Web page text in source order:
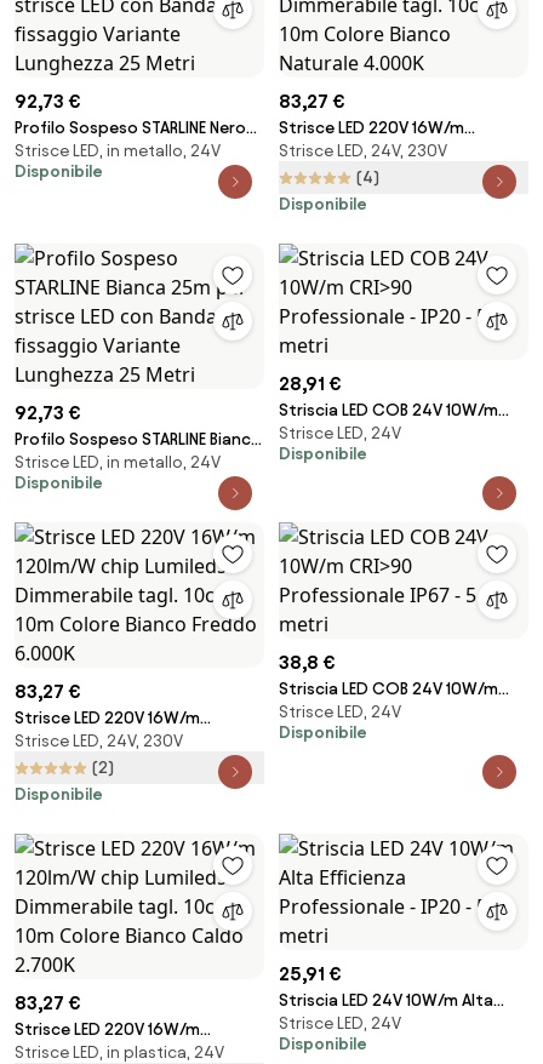
92,73 €
Profilo Sospeso STARLINE Nero
25m per strisce LED con Banda
e fissaggio Variante Lunghezza
Strisce LED, in metallo, 24V
Disponibile
83,27 €
Strisce LED 220V 16W/m
120lm/W chip Lumileds
Dimmerabile tagl. 10cm – 10m
Colore Bianco Naturale 4.000K
Strisce LED, 24V, 230V
(4)
Disponibile
92,73 €
Profilo Sospeso STARLINE Bianca
25m per strisce LED con Banda
e fissaggio Variante Lunghezza
Strisce LED, in metallo, 24V
Disponibile
28,91 €
Striscia LED COB 24V 10W/m
CRI>90 Professionale - IP20 - 5
metri
Strisce LED, 24V
Disponibile
83,27 €
Strisce LED 220V 16W/m
120lm/W chip Lumileds
Dimmerabile tagl. 10cm – 10m
Colore Bianco Freddo 6.000K
Strisce LED, 24V, 230V
(2)
Disponibile
38,8 €
Striscia LED COB 24V 10W/m
CRI>90 Professionale IP67 - 5
metri
Strisce LED, 24V
Disponibile
83,27 €
Strisce LED 220V 16W/m
120lm/W chip Lumileds
Strisce LED, in plastica, 24V
25,91 €
Striscia LED 24V 10W/m Alta
Efficienza Professionale - IP20 -
5 metri
Strisce LED, 24V
Disponibile